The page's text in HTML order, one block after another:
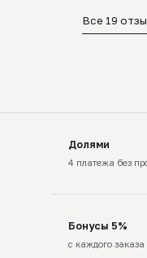
Все 19
Долями
4 платежа без
Бонусы 5%
с каждого заказа